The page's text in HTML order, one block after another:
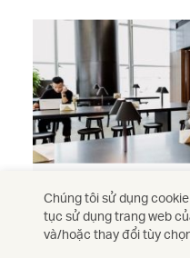
Phòng chờ
Khám phá các
Chúng tôi sử dụng
tục sử dụng trang web
và/hoặc thay đổi tùy